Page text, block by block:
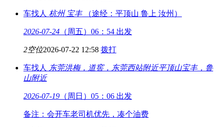
车找人 杭州宝丰 （途经：平顶山 鲁上 汝州）
2026-07-24 （周五）06：54 出发
2空位2026-07-22 12:58 拨打
车找人 东莞洪梅，道窖，东莞西站附近平顶山宝丰，鲁
山附近
2026-07-19 （周日）05：06 出发
备注：会开车老司机优先，凑个油费